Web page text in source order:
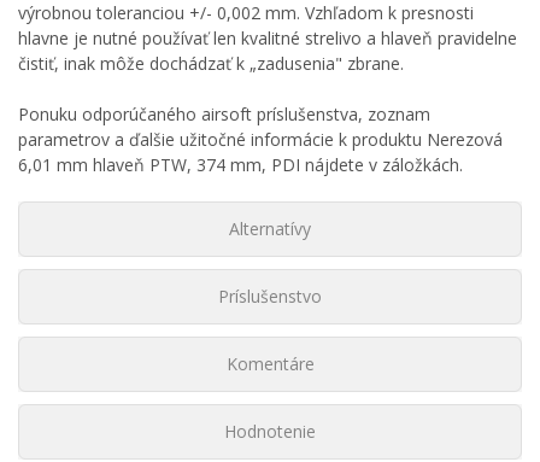
výrobnou toleranciou +/- 0,002 mm. Vzhľadom k presnosti
hlavne je nutné používať len kvalitné strelivo a hlaveň pravidelne
čistiť, inak môže dochádzať k „zadusenia" zbrane.
Ponuku odporúčaného airsoft príslušenstva, zoznam
parametrov a ďalšie užitočné informácie k produktu Nerezová
6,01 mm hlaveň PTW, 374 mm, PDI nájdete v záložkách.
Alternatívy
Príslušenstvo
Komentáre
Hodnotenie